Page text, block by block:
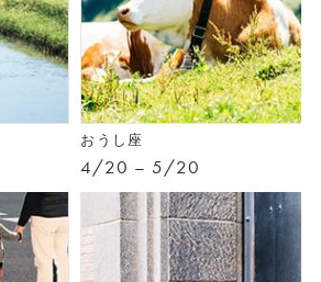
おうし座
4/20 – 5/20